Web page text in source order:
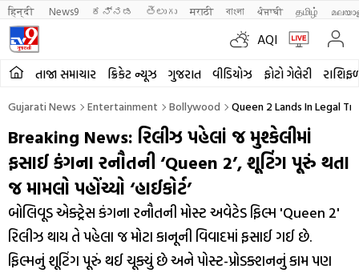
हिन्दी News9 ಕನ್ನಡ తెలుగు मराठी বাংলা ਪੰਜਾਬੀ தமிழ்
AQI
તાજા સમાચાર ક્રિકેટ ન્યૂઝ ગુજરાત વીડિયોઝ ફોટો ગેલેરી
Gujarati News Entertainment Bollywood Queen 2 Lands In Legal
Breaking News: રિલીઝ પહેલાં જ મુશ્કેલીમાં
ફસાઈ કંગના રનૌતની ‘Queen 2’, શૂટિંગ પૂરું થતા
જ મામલો પહોંચ્યો ‘હાઈકોર્ટ’
બોલિવૂડ એક્ટ્રેસ કંગના રનૌતની મોસ્ટ અવેટેડ ફિલ્મ 'Queen 2'
રિલીઝ થાય તે પહેલા જ મોટા કાનૂની વિવાદમાં ફસાઈ ગઈ છે.
ફિલ્મનું શૂટિંગ પૂરું થઈ ચૂક્યું છે અને પોસ્ટ-પ્રોડક્શનનું કામ પણ